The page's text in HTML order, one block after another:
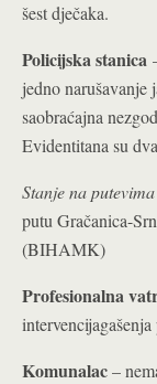
šest dječaka.
Policijska stanica
jedno
saobraćajna
Evidentitana su
Stanje na putevima
putu Gračanica-
(BIHAMK)
Profesionalna
intervencijagašenja
Komunalac–